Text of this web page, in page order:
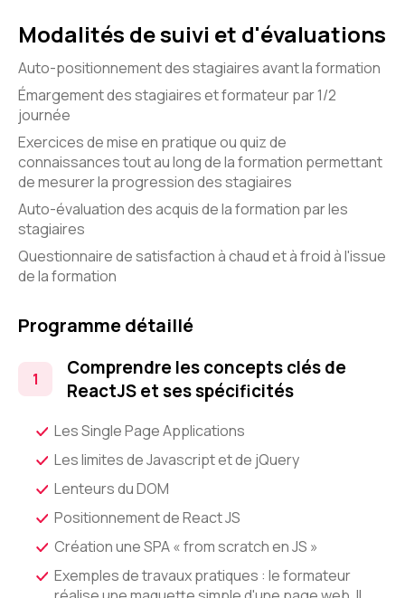
Modalités de suivi et d'évaluations
Auto-positionnement des stagiaires avant la formation
Émargement des stagiaires et formateur par 1/2
journée
Exercices de mise en pratique ou quiz de
connaissances tout au long de la formation permettant
de mesurer la progression des stagiaires
Auto-évaluation des acquis de la formation par les
stagiaires
Questionnaire de satisfaction à chaud et à froid à l'issue
de la formation
Programme détaillé
Comprendre les concepts clés de
ReactJS et ses spécificités
Les Single Page Applications
Les limites de Javascript et de jQuery
Lenteurs du DOM
Positionnement de React JS
Création une SPA « from scratch en JS »
Exemples de travaux pratiques : le formateur